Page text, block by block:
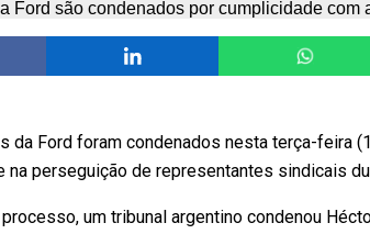
da Ford foram condenados nesta terça-feira
na perseguição de representantes sindicais
um tribunal argentino condenou